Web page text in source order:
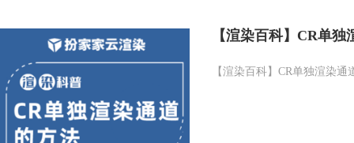
【渲染百科】CR单
【渲染百科】CR单独渲染通